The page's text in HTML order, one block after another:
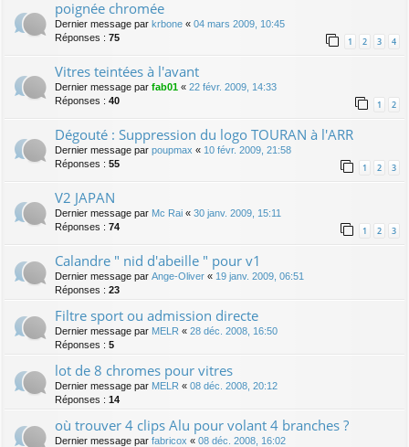
poignée chromée
Dernier message par krbone « 04 mars 2009, 10:45
Réponses : 75 1 2 3 4
Vitres teintées à l'avant
Dernier message par fab01 « 22 févr. 2009, 14:33
Réponses : 40 1 2
Dégouté : Suppression du logo TOURAN à l'ARR
Dernier message par poupmax « 10 févr. 2009, 21:58
Réponses : 55 1 2 3
V2 JAPAN
Dernier message par Mc Rai « 30 janv. 2009, 15:11
Réponses : 74 1 2 3
Calandre " nid d'abeille " pour v1
Dernier message par Ange-Oliver « 19 janv. 2009, 06:51
Réponses : 23
Filtre sport ou admission directe
Dernier message par MELR « 28 déc. 2008, 16:50
Réponses : 5
lot de 8 chromes pour vitres
Dernier message par MELR « 08 déc. 2008, 20:12
Réponses : 14
où trouver 4 clips Alu pour volant 4 branches ?
Dernier message par fabricox « 08 déc. 2008, 16:02